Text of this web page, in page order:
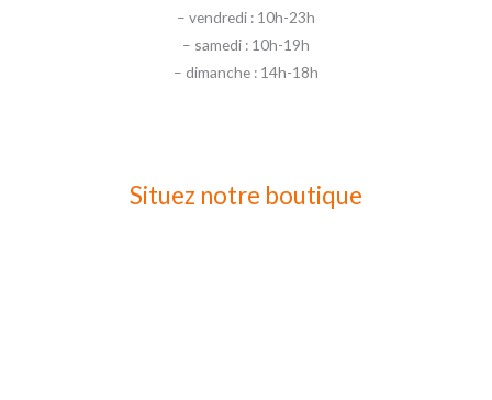
– vendredi : 10h-23h
– samedi : 10h-19h
– dimanche : 14h-18h
Situez notre boutique